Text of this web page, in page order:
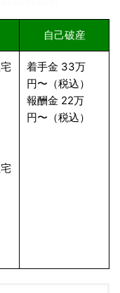
自己破産
着手金 33万
円〜（税込）
報酬金 22万
円〜（税込）